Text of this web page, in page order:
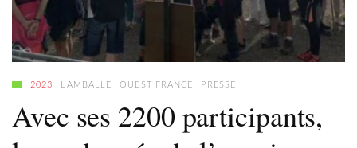
2023 LAMBALLE OUEST FRANCE PRESSE
Avec ses 2200 participants,